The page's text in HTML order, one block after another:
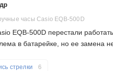
часы Casio EQB-500D
EQB-500D перестали
в батарейке, но ее замена
стрелки 6